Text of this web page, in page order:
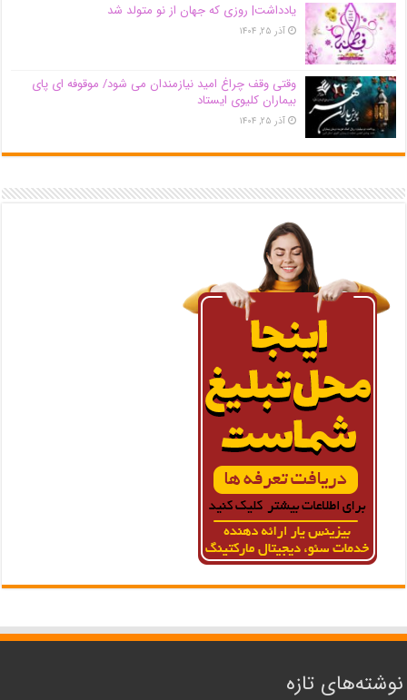
یادداشت| روزی که جهان از نو متولد شد
آذر ۲۵, ۱۴۰۴
وقتی وقف چراغ امید نیازمندان می شود/ موقوفه ای پای
بیماران کلیوی ایستاد
آذر ۲۵, ۱۴۰۴
نوشته‌های تازه